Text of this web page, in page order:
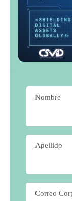
Nombre
Apellido
Correo